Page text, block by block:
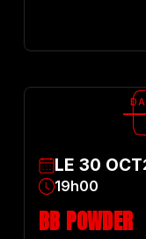
LE30 OCT
19h00
BB POWDER